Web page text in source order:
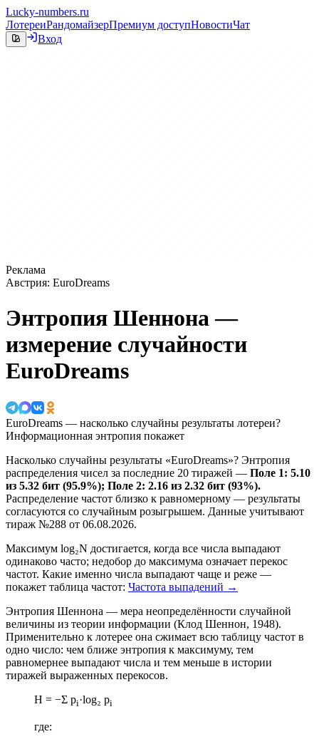
Lucky-numbers.ru
ЛотереиРандомайзерПремиум доступНовостиЧат
Вход
Реклама
Австрия: EuroDreams
Энтропия Шеннона —
измерение случайности
EuroDreams
EuroDreams — насколько случайны результаты лотереи?
Информационная энтропия покажет
Насколько случайны результаты «EuroDreams»? Энтропия
распределения чисел за последние 20 тиражей — Поле 1: 5.10
из 5.32 бит (95.9%); Поле 2: 2.16 из 2.32 бит (93%).
Распределение частот близко к равномерному — результаты
согласуются со случайным розыгрышем. Данные учитывают
тираж №288 от 06.08.2026.
Максимум log₂N достигается, когда все числа выпадают
одинаково часто; недобор до максимума означает перекос
частот. Какие именно числа выпадают чаще и реже —
покажет таблица частот: Частота выпадений →
Энтропия Шеннона — мера неопределённости случайной
величины из теории информации (Клод Шеннон, 1948).
Применительно к лотерее она сжимает всю таблицу частот в
одно число: чем ближе энтропия к максимуму, тем
равномернее выпадают числа и тем меньше в истории
тиражей выраженных перекосов.
H = −Σ pi·log₂ pi
где: